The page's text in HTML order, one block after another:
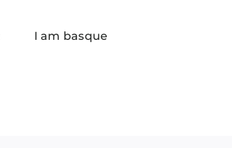
I am basque